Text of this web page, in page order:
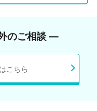
のご相談 ―
こちら